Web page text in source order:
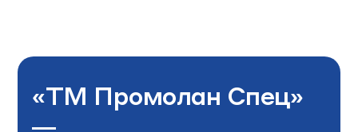
«ТМ Промолан Спец»
—